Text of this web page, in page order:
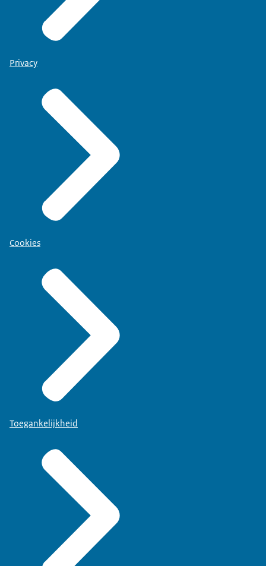
Privacy
Cookies
Toegankelijkheid